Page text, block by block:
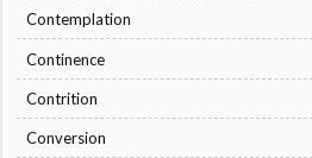
Contemplation
Continence
Contrition
Conversion